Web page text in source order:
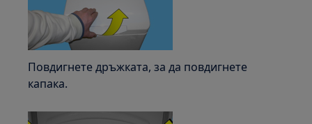
Повдигнете дръжката, за да повдигнете
капака.